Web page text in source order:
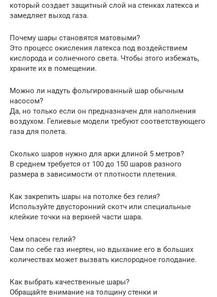
который создает защитный слой на стенках латекса и
замедляет выход газа.
Почему шары становятся матовыми?
Это процесс окисления латекса под воздействием
кислорода и солнечного света. Чтобы этого избежать,
храните их в помещении.
Можно ли надуть фольгированный шар обычным
насосом?
Да, но только если он предназначен для наполнения
воздухом. Гелиевые модели требуют соответствующего
газа для полета.
Сколько шаров нужно для арки длиной 5 метров?
В среднем требуется от 100 до 150 шаров разного
размера в зависимости от плотности плетения.
Как закрепить шары на потолке без гелия?
Используйте двусторонний скотч или специальные
клейкие точки на верхней части шара.
Чем опасен гелий?
Сам по себе газ инертен, но вдыхание его в больших
количествах может вызвать кислородное голодание.
Как выбрать качественные шары?
Обращайте внимание на толщину стенки и